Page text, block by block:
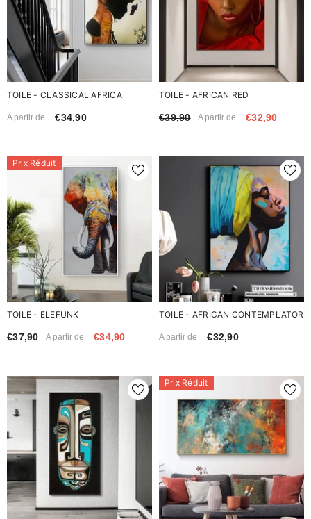
TOILE - CLASSICAL AFRICA
A partir de €34,90
TOILE - AFRICAN RED
€39,90 A partir de €32,90
Prix Réduit
TOILE - ELEFUNK
€37,90 A partir de €34,90
TOILE - AFRICAN CONTEMPLATOR
A partir de €32,90
Prix Réduit